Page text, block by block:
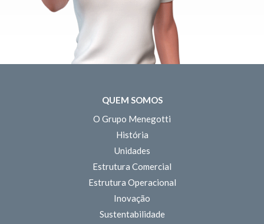
QUEM SOMOS
O Grupo Menegotti
História
Unidades
Estrutura Comercial
Estrutura Operacional
Inovação
Sustentabilidade